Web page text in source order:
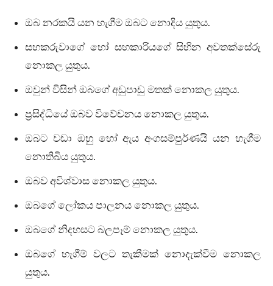
ඔබ නරකයි යන හැගීම ඔබට නොදිය යුතුය.
සහකරුවාගේ හෝ සහකාරියගේ සිහින අවතක්සේරු
නොකල යුතුය.
ඔවුන් විසින් ඔබගේ අඩුපාඩු මතක් නොකල යුතුය.
ප්‍රසිද්ධියේ ඔබව විවේචනය නොකල යුතුය.
ඔබට වඩා ඔහු හෝ ඇය අංගසම්පුර්ණයි යන හැගීම
නොතිබිය යුතුය.
ඔබව අවිශ්වාස නොකල යුතුය.
ඔබගේ ලෝකය පාලනය නොකල යුතුය.
ඔබගේ නිදහසට බලපෑම් නොකල යුතුය.
ඔබගේ හැගීම් වලට තැකීමක් නොදැක්වීම නොකල
යුතුය.